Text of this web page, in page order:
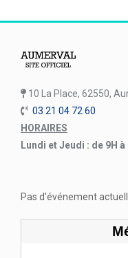
10 La Place, 62550,
03 21 04 72 60
HORAIRES
Lundi et Jeudi : de 9H à
Pas d'événement